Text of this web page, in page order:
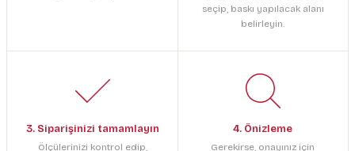
seçip, baskı yapılacak alanı
belirleyin.
3. Siparişinizi tamamlayın
Ölçülerinizi kontrol edip,
4. Önizleme
Gerekirse, onayınız için